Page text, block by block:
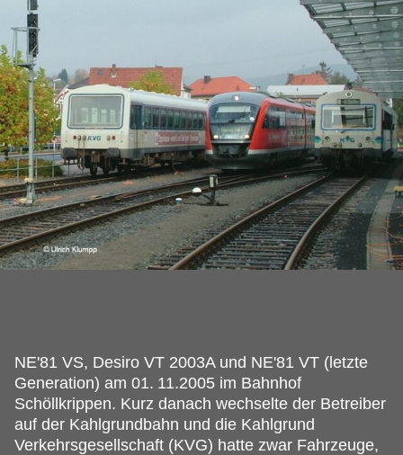
NE'81 VS, Desiro VT 2003A und NE'81 VT (letzte
Generation) am 01. 11.2005 im Bahnhof
Schöllkrippen. Kurz danach wechselte der Betreiber
auf der Kahlgrundbahn und die Kahlgrund
Verkehrsgesellschaft (KVG) hatte zwar Fahrzeuge,